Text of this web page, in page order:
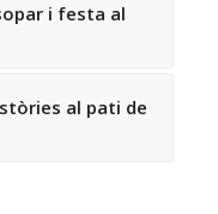
i festa al
al pati de